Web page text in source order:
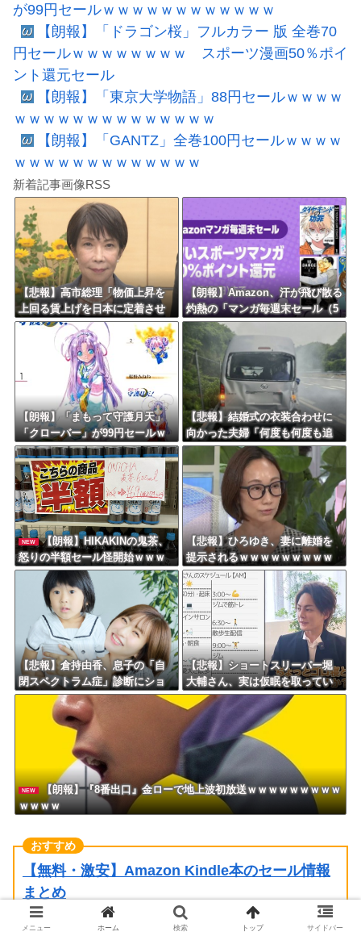
が99円セールｗｗｗｗｗｗｗｗｗｗｗｗ
【朗報】「ドラゴン桜」フルカラー 版 全巻70
円セールｗｗｗｗｗｗｗｗ スポーツ漫画50％ポイ
ント還元セール
【朗報】「東京大学物語」88円セールｗｗｗｗ
ｗｗｗｗｗｗｗｗｗｗｗｗｗｗ
【朗報】「GANTZ」全巻100円セールｗｗｗｗ
ｗｗｗｗｗｗｗｗｗｗｗｗｗ
新着記事画像RSS
【悲報】高市総理「物価上昇を
上回る賃上げを日本に定着させ
る」 →国家公務員月給3.51％増
へ 地方公務員も追随する見通し
【朗報】Amazon、汗が飛び散る
灼熱の「マンガ毎週末セール（5
0%還元）」を開催ｗｗｗｗｗｗ
ｗｗｗｗ
【朗報】「まもって守護月天」
「クローバー」が99円セールｗ
ｗｗｗｗｗｗｗｗｗｗｗ
【悲報】結婚式の衣装合わせに
向かった夫婦「何度も何度も追
突され…何が目的か本当に理解
できない」東名高速で続いた約1.
7キロの追突
NEW
【朗報】HIKAKINの鬼茶、
怒りの半額セール怪開始ｗｗｗ
ｗｗｗｗｗｗｗｗｗｗｗ
【悲報】ひろゆき、妻に離婚を
提示されるｗｗｗｗｗｗｗｗｗ
ｗｗｗｗｗｗｗ
【悲報】倉持由香、息子の「自
閉スペクトラム症」診断にショ
ックで涙… 見逃していた乳幼児
期のサインとは？
【悲報】ショートスリーパー堀
大輔さん、実は仮眠を取ってい
たｗｗｗｗｗｗｗｗｗｗｗｗｗ
ｗｗ
NEW
【朗報】『8番出口』金ローで地上波初放送ｗｗｗｗｗｗｗｗｗ
ｗｗｗｗ
【無料・激安】Amazon Kindle本のセール情報
まとめ
メニュー ホーム 検索 トップ サイドバー